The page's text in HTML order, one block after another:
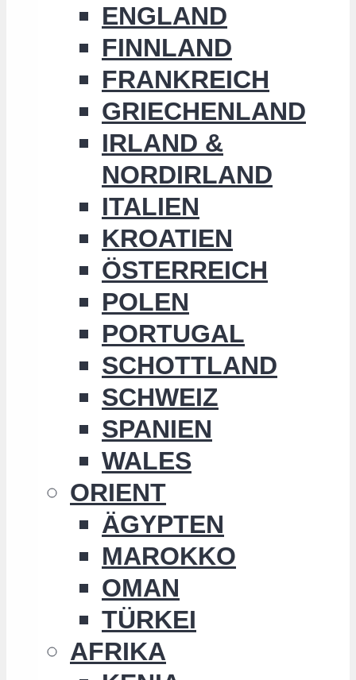
ENGLAND
FINNLAND
FRANKREICH
GRIECHENLAND
IRLAND &
NORDIRLAND
ITALIEN
KROATIEN
ÖSTERREICH
POLEN
PORTUGAL
SCHOTTLAND
SCHWEIZ
SPANIEN
WALES
ORIENT
ÄGYPTEN
MAROKKO
OMAN
TÜRKEI
AFRIKA